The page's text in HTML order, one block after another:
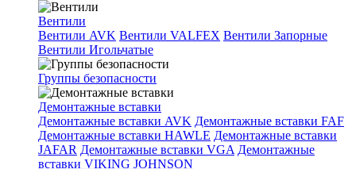
Вентили
Вентили AVK Вентили VALFEX Вентили Запорные
Вентили Игольчатые
Группы безопасности
Демонтажные вставки
Демонтажные вставки AVK Демонтажные вставки FAF
Демонтажные вставки HAWLE Демонтажные вставки
JAFAR Демонтажные вставки VGA Демонтажные
вставки VIKING JOHNSON